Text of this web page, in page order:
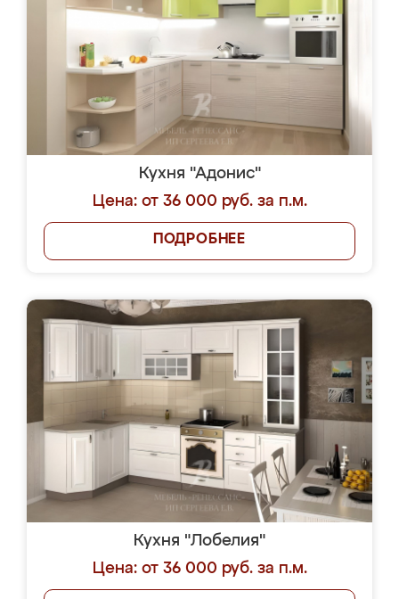
Кухня "Адонис"
Цена: от 36 000 руб. за п.м.
ПОДРОБНЕЕ
Кухня "Лобелия"
Цена: от 36 000 руб. за п.м.